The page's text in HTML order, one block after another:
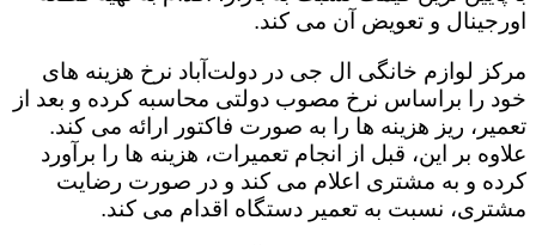
اورجینال و تعویض آن می کند.
مرکز لوازم خانگی ال جی در دولت‌آباد نرخ هزینه های
خود را براساس نرخ مصوب دولتی محاسبه کرده و بعد از
تعمیر، ریز هزینه ها را به صورت فاکتور ارائه می کند.
علاوه بر این، قبل از انجام تعمیرات، هزینه ها را برآورد
کرده و به مشتری اعلام می کند و در صورت رضایت
مشتری، نسبت به تعمیر دستگاه اقدام می کند.